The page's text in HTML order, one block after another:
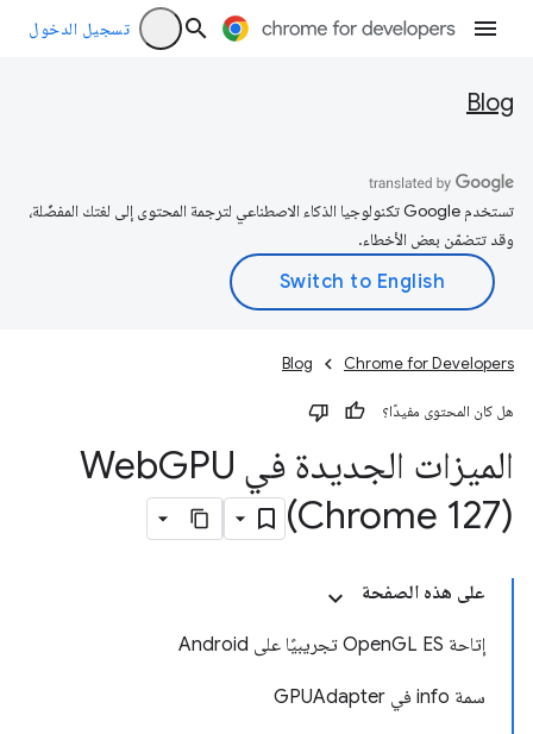
تسجيل الدخول
Blog
تستخدم Google تكنولوجيا الذكاء الاصطناعي لترجمة المحتوى إلى لغتك المفضّلة،
وقد تتضمّن بعض الأخطاء.
Chrome for Developers
Blog
هل كان المحتوى مفيدًا؟
الميزات الجديدة في Web GPU
(Chrome 127)
على هذه الصفحة
إتاحة OpenGL ES تجريبيًا على Android
سمة info في GPUAdapter